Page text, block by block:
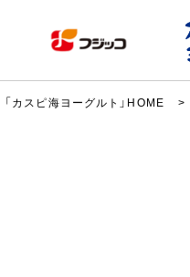
「カスピ海ヨーグルト」HOME